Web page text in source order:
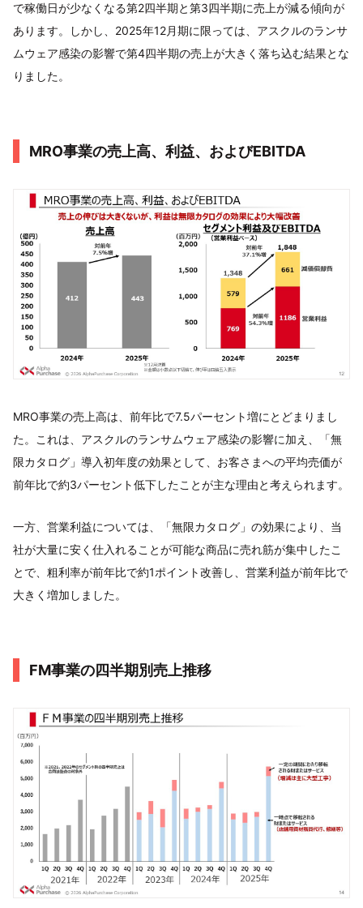
で稼働日が少なくなる第2四半期と第3四半期に売上が減る傾向が
あります。しかし、2025年12月期に限っては、アスクルのランサ
ムウェア感染の影響で第4四半期の売上が大きく落ち込む結果とな
りました。
MRO事業の売上高、利益、およびEBITDA
MRO事業の売上高は、前年比で7.5パーセント増にとどまりまし
た。これは、アスクルのランサムウェア感染の影響に加え、「無
限カタログ」導入初年度の効果として、お客さまへの平均売価が
前年比で約3パーセント低下したことが主な理由と考えられます。
一方、営業利益については、「無限カタログ」の効果により、当
社が大量に安く仕入れることが可能な商品に売れ筋が集中したこ
とで、粗利率が前年比で約1ポイント改善し、営業利益が前年比で
大きく増加しました。
FM事業の四半期別売上推移